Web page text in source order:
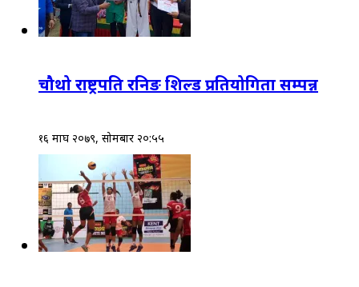
चौथो राष्ट्रपति रनिङ शिल्ड प्रतियोगिता सम्पन्न
१६ माघ २०७९, सोमबार २०:५५